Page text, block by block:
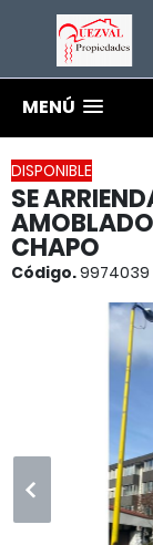
MENÚ
DISPONIBLE
SE
CHAPO
Código.9974039